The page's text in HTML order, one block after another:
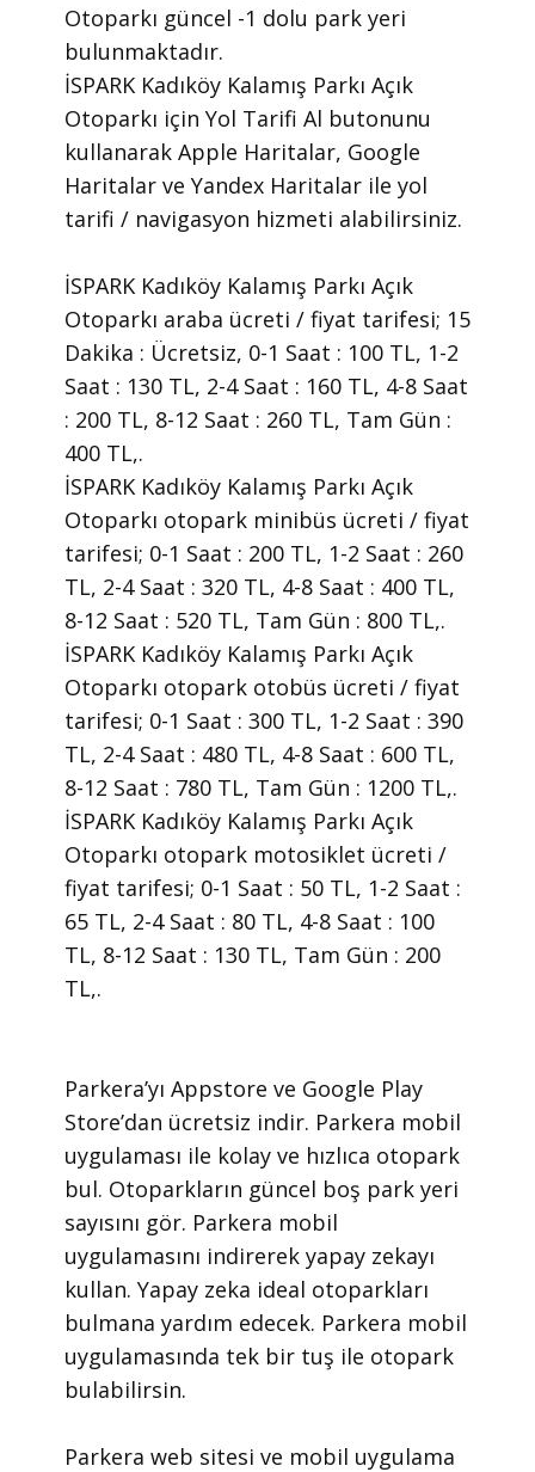
Otoparkı güncel -1 dolu park yeri
bulunmaktadır.
İSPARK Kadıköy Kalamış Parkı Açık
Otoparkı için Yol Tarifi Al butonunu
kullanarak Apple Haritalar, Google
Haritalar ve Yandex Haritalar ile yol
tarifi / navigasyon hizmeti alabilirsiniz.
İSPARK Kadıköy Kalamış Parkı Açık
Otoparkı araba ücreti / fiyat tarifesi; 15
Dakika : Ücretsiz, 0-1 Saat : 100 TL, 1-2
Saat : 130 TL, 2-4 Saat : 160 TL, 4-8 Saat
: 200 TL, 8-12 Saat : 260 TL, Tam Gün :
400 TL,.
İSPARK Kadıköy Kalamış Parkı Açık
Otoparkı otopark minibüs ücreti / fiyat
tarifesi; 0-1 Saat : 200 TL, 1-2 Saat : 260
TL, 2-4 Saat : 320 TL, 4-8 Saat : 400 TL,
8-12 Saat : 520 TL, Tam Gün : 800 TL,.
İSPARK Kadıköy Kalamış Parkı Açık
Otoparkı otopark otobüs ücreti / fiyat
tarifesi; 0-1 Saat : 300 TL, 1-2 Saat : 390
TL, 2-4 Saat : 480 TL, 4-8 Saat : 600 TL,
8-12 Saat : 780 TL, Tam Gün : 1200 TL,.
İSPARK Kadıköy Kalamış Parkı Açık
Otoparkı otopark motosiklet ücreti /
fiyat tarifesi; 0-1 Saat : 50 TL, 1-2 Saat :
65 TL, 2-4 Saat : 80 TL, 4-8 Saat : 100
TL, 8-12 Saat : 130 TL, Tam Gün : 200
TL,.
​Parkera’yı Appstore ve Google Play
Store’dan ücretsiz indir. Parkera mobil
uygulaması ile kolay ve hızlıca otopark
bul. Otoparkların güncel boş park yeri
sayısını gör. Parkera mobil
uygulamasını indirerek yapay zekayı
kullan. Yapay zeka ideal otoparkları
bulmana yardım edecek. Parkera mobil
uygulamasında tek bir tuş ile otopark
bulabilirsin.
​Parkera web sitesi ve mobil uygulama